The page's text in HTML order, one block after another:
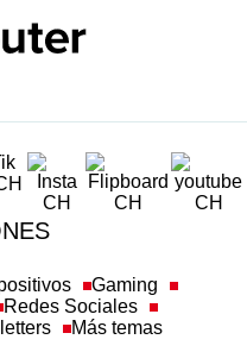
Gaming
Redes Sociales
Más temas